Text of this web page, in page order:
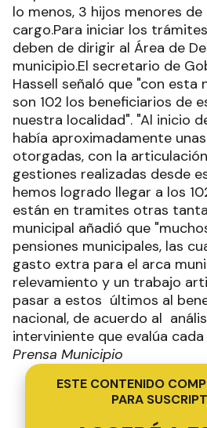
lo menos, 3 hijos menores de
cargo.Para iniciar los
deben de dirigir al Área de
municipio.El secretario de
Hassell señaló que "con esta
son 102 los beneficiarios de
nuestra localidad". "Al inicio
había aproximadamente
otorgadas, con la
gestiones realizadas desde
hemos logrado llegar a los
están en tramites otras
municipal añadió que
pensiones municipales, las
gasto extra para el arca
relevamiento y un trabajo
pasar a estos últimos al
nacional, de acuerdo al
interviniente que evalúa
Prensa Municipio
ESTE CONTENIDO
PARA